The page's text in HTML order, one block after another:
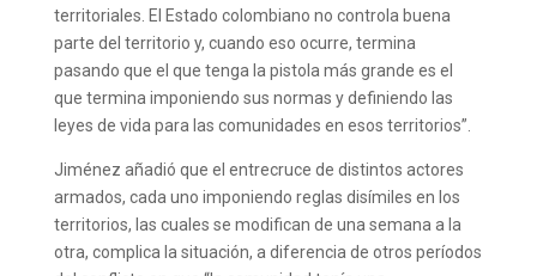
territoriales. El Estado colombiano no controla buena
parte del territorio y, cuando eso ocurre, termina
pasando que el que tenga la pistola más grande es el
que termina imponiendo sus normas y definiendo las
leyes de vida para las comunidades en esos territorios”.
Jiménez añadió que el entrecruce de distintos actores
armados, cada uno imponiendo reglas disímiles en los
territorios, las cuales se modifican de una semana a la
otra, complica la situación, a diferencia de otros períodos